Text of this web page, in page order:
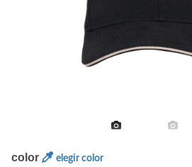
color elegir color